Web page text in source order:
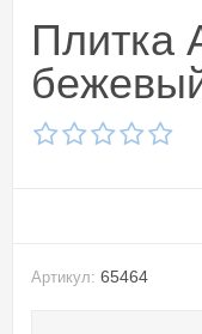
Плитка
Артикул: 65464